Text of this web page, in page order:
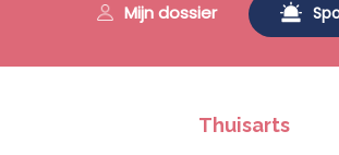
Mijn dossier
Thuisarts